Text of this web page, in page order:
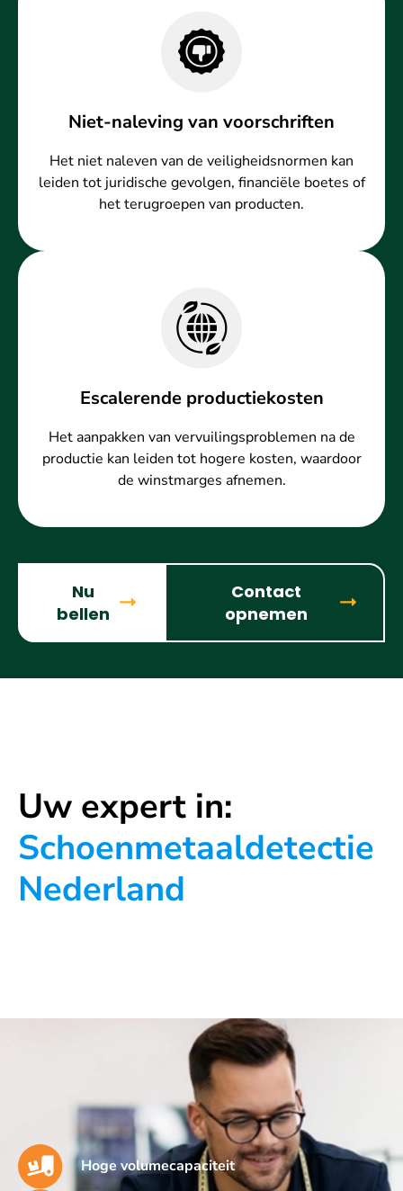
Niet-naleving van voorschriften
Het niet naleven van de veiligheidsnormen kan
leiden tot juridische gevolgen, financiële boetes of
het terugroepen van producten.
Escalerende productiekosten
Het aanpakken van vervuilingsproblemen na de
productie kan leiden tot hogere kosten, waardoor
de winstmarges afnemen.
Nu
bellen
Contact
opnemen
Uw expert in:
Schoenmetaaldetectie
Nederland
Hoge volumecapaciteit